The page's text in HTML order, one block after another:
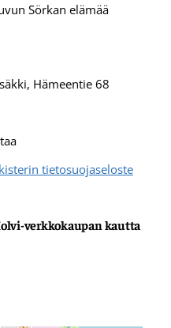
Sörkan elämää
Hämeentie 68
tietosuojaseloste
verkkokaupan kautta